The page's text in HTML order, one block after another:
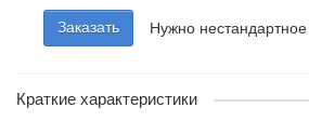
Заказать Нужно
Краткие характеристики